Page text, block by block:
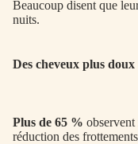
Beaucoup disent que
nuits.
Des cheveux plus doux
Plus de 65 % observent
réduction des